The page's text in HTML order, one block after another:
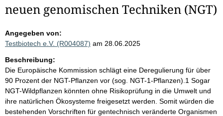
neuen genomischen Techniken (NGT)
Angegeben von:
Testbiotech e.V. (R004087) am 28.06.2025
Beschreibung:
Die Europäische Kommission schlägt eine Deregulierung für über
90 Prozent der NGT-Pflanzen vor (sog. NGT-1-Pflanzen).1 Sogar
NGT-Wildpflanzen könnten ohne Risikoprüfung in die Umwelt und
ihre natürlichen Ökosysteme freigesetzt werden. Somit würden die
bestehenden Vorschriften für gentechnisch veränderte Organismen